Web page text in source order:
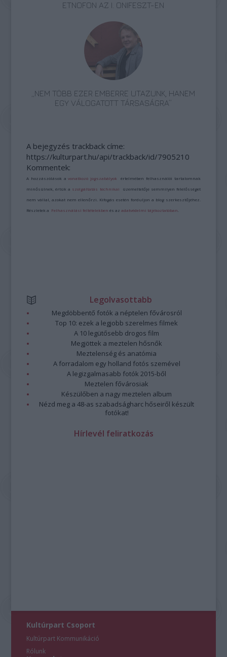
ETNOFON AZ I. ONIFESZT-EN
„NEM TÖBB EZER EMBERRE UTAZUNK, HANEM
EGY VÁLOGATOTT TÁRSASÁGRA”
A bejegyzés trackback címe:
https://kulturpart.hu/api/trackback/id/7905210
Kommentek:
A hozzászólások avonatkozó jogszabályok értelmében felhasználói tartalomnak
minősülnek, értük a szolgáltatás technikai üzemeltetője semmilyen felelősséget
nem vállal, azokat nem ellenőrzi. Kifogás esetén forduljon a blog szerkesztőjéhez.
Részletek a Felhasználási feltételekben és azadatvédelmi tájékoztatóban
Legolvasottabb
Megdöbbentő fotók a néptelen fővárosról
Top 10: ezek a legjobb szerelmes filmek
A 10 legütősebb drogos film
Megjöttek a meztelen hősnők
Meztelenség és anatómia
A forradalom egy holland fotós szemével
A legizgalmasabb fotók 2015-ből
Meztelen fővárosiak
Készülőben a nagy meztelen album
Nézd meg a 48-as szabadságharc hőseiről készült
fotókat!
Hírlevél feliratkozás
Kultúrpart Csoport
Kultúrpart Kommunikáció
Rólunk